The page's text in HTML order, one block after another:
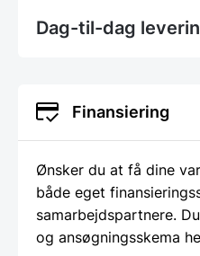
Dag-til-dag
Finansiering
Ønsker du at få dine
både eget
samarbejdspartnere.
og ansøgningsskema